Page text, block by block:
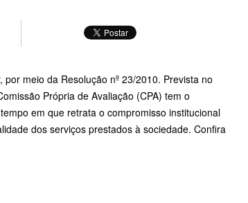
meio da Resolução nº 23/2010. Prevista no
Própria de Avaliação (CPA) tem o
em que retrata o compromisso institucional
dos serviços prestados à sociedade. Confira